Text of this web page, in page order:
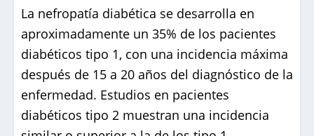
La nefropatía diabética se desarrolla en
aproximadamente un 35% de los pacientes
diabéticos tipo 1, con una incidencia máxima
después de 15 a 20 años del diagnóstico de la
enfermedad. Estudios en pacientes
diabéticos tipo 2 muestran una incidencia